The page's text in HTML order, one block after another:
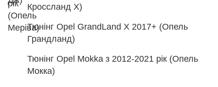
Кроссланд Х)
Тюнінг Opel GrandLand X 2017+ (Опель
Грандланд)
Тюнінг Opel Mokka з 2012-2021 рік (Опель
Мокка)